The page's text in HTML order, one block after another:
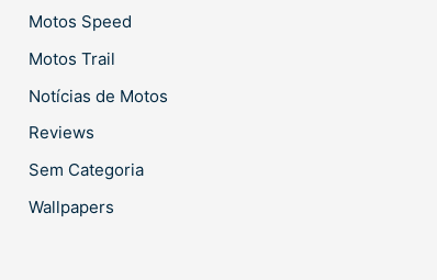
Motos Speed
Motos Trail
Notícias de Motos
Reviews
Sem Categoria
Wallpapers